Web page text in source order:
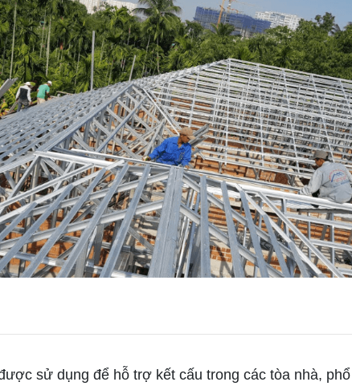
sử dụng để hỗ trợ kết cấu trong các tòa nhà,